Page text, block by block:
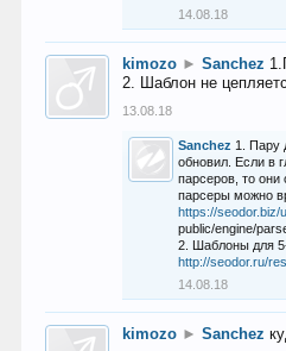
14.08.18
kimozo ► Sanchez
2. Шаблон не
13.08.18
Sanchez 1. Пару
обновил. Если в
парсеров, то они
парсеры можно
https://seodor.biz/
public/engine/
2. Шаблоны для
http://seodor.ru/
14.08.18
kimozo ► Sanchez